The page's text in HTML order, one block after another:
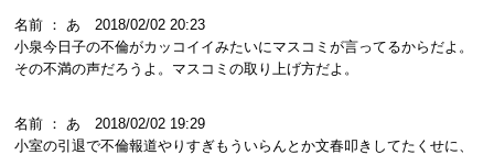
名前 ： あ 2018/02/02 20:23
小泉今日子の不倫がカッコイイみたいにマスコミが言ってるからだよ。
その不満の声だろうよ。マスコミの取り上げ方だよ。
名前 ： あ 2018/02/02 19:29
小室の引退で不倫報道やりすぎもういらんとか文春叩きしてたくせに、